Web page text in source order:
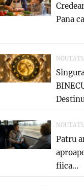
Pana
Patru
fiica...